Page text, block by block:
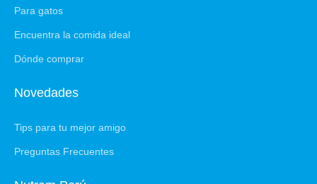
Para gatos
Encuentra la comida ideal
Dónde comprar
Novedades
Tips para tu mejor amigo
Preguntas Frecuentes